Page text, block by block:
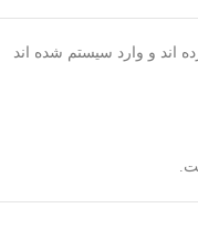
اند و وارد سیستم شده اند